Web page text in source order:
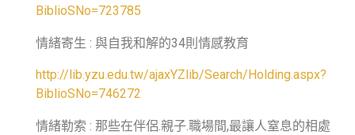
BiblioSNo=723785
情緒寄生 : 與自我和解的34則情感教育
http://lib.yzu.edu.tw/ajaxYZlib/Search/Holding.aspx?
BiblioSNo=746272
情緒勒索 : 那些在伴侶.親子.職場間,最讓人窒息的相處